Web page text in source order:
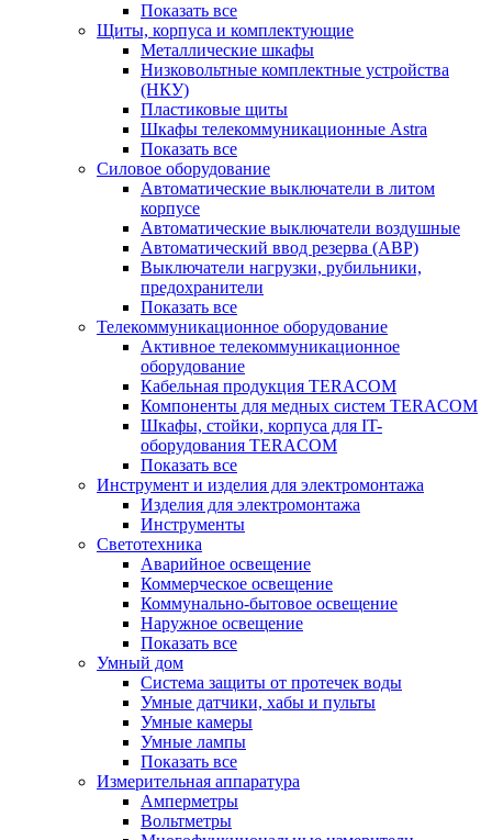
Показать все
Щиты, корпуса и комплектующие
Металлические шкафы
Низковольтные комплектные устройства
(НКУ)
Пластиковые щиты
Шкафы телекоммуникационные Astra
Показать все
Силовое оборудование
Автоматические выключатели в литом
корпусе
Автоматические выключатели воздушные
Автоматический ввод резерва (АВР)
Выключатели нагрузки, рубильники,
предохранители
Показать все
Телекоммуникационное оборудование
Активное телекоммуникационное
оборудование
Кабельная продукция TERACOM
Компоненты для медных систем TERACOM
Шкафы, стойки, корпуса для IT-
оборудования TERACOM
Показать все
Инструмент и изделия для электромонтажа
Изделия для электромонтажа
Инструменты
Светотехника
Аварийное освещение
Коммерческое освещение
Коммунально-бытовое освещение
Наружное освещение
Показать все
Умный дом
Система защиты от протечек воды
Умные датчики, хабы и пульты
Умные камеры
Умные лампы
Показать все
Измерительная аппаратура
Амперметры
Вольтметры